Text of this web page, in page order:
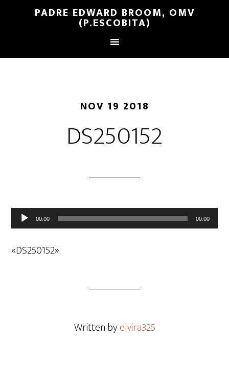
PADRE EDWARD BROOM, OMV
(P.ESCOBITA)
NOV 19 2018
DS250152
Reproductor
de
audio
00:00 00:00
«DS250152».
Written byelvira325